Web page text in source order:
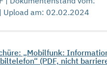
am: 02.02.2024
„Mobilfunk:
(PDF, nicht